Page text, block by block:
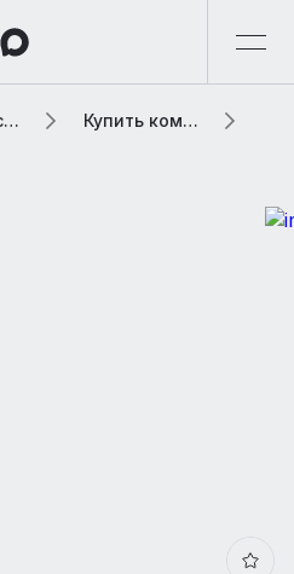
Коммерческая элитная недвижимость
Купить коммерческую недвижимость